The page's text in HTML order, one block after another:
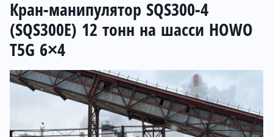
Кран-манипулятор SQS300-4
(SQS300E) 12 тонн на шасси HOWO
T5G 6×4